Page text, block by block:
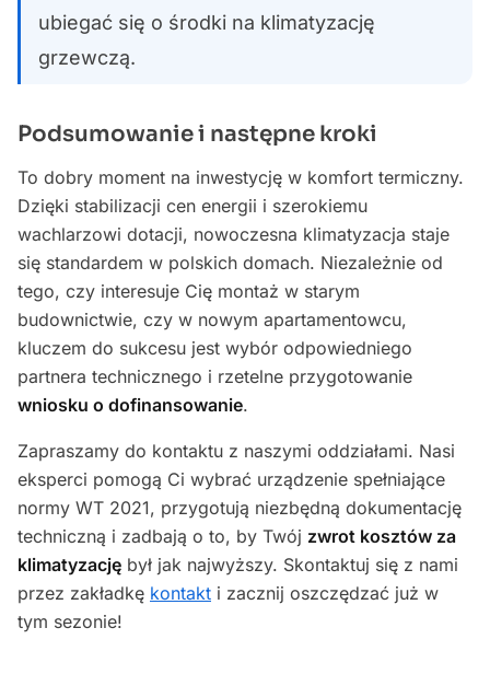
ubiegać się o środki na klimatyzację
grzewczą.
Podsumowanie i następne kroki
To dobry moment na inwestycję w komfort termiczny.
Dzięki stabilizacji cen energii i szerokiemu
wachlarzowi dotacji, nowoczesna klimatyzacja staje
się standardem w polskich domach. Niezależnie od
tego, czy interesuje Cię montaż w starym
budownictwie, czy w nowym apartamentowcu,
kluczem do sukcesu jest wybór odpowiedniego
partnera technicznego i rzetelne przygotowanie
wniosku o dofinansowanie.
Zapraszamy do kontaktu z naszymi oddziałami. Nasi
eksperci pomogą Ci wybrać urządzenie spełniające
normy WT 2021, przygotują niezbędną dokumentację
techniczną i zadbają o to, by Twój zwrot kosztów za
klimatyzację był jak najwyższy. Skontaktuj się z nami
przez zakładkę kontakt i zacznij oszczędzać już w
tym sezonie!